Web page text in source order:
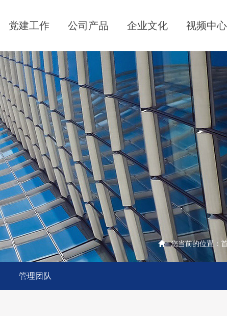
党建工作 公司产品 企业文化 视频中心
您当前的位置：
管理团队